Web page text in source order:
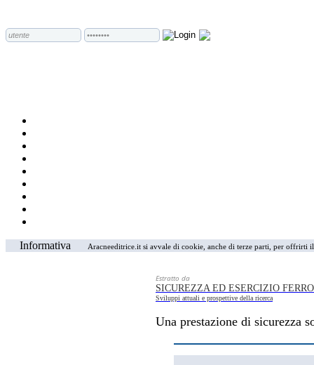
Informativa Aracneeditrice.it si avvale di cookie, anche di terze parti, per
Estratto da
SICUREZZA ED ESERCIZIO
Sviluppi attuali e prospettive della ricerca
Una prestazione di sicurezza